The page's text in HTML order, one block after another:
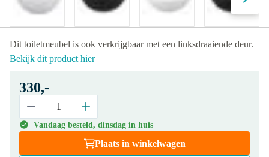
Dit toiletmeubel is ook verkrijgbaar met een linksdraaiende deur.
Bekijk dit product hier
330,-
Vandaag besteld, dinsdag in huis
Plaats in winkelwagen